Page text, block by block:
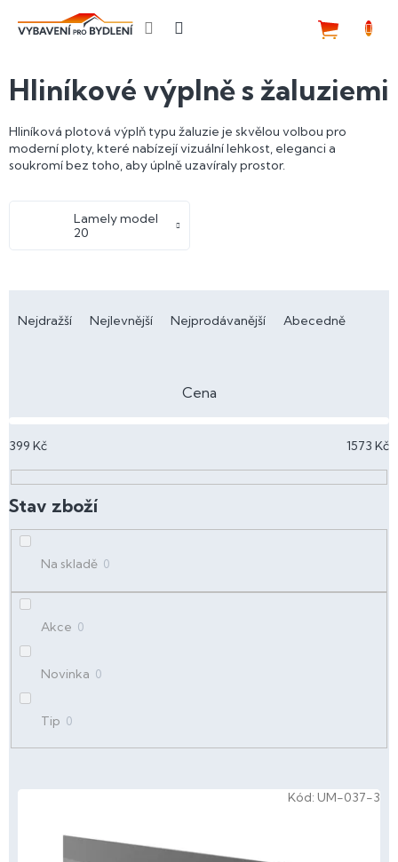
Hliníkové výplně s žaluziemi
Hliníková plotová výplň typu žaluzie je skvělou volbou pro
moderní ploty, které nabízejí vizuální lehkost, eleganci a
soukromí bez toho, aby úplně uzavíraly prostor.
Lamely model
20
a
í
r
o
d
u
k
ů
Nejdražší Nejlevnější Nejprodávanější Abecedně
Cena
399 Kč 1573 Kč
Na skladě 0
Akce 0
Novinka 0
Tip 0
V
Kód: UM-037-3